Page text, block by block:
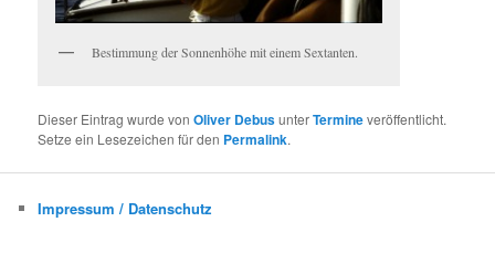
Bestimmung der Sonnenhöhe mit einem Sextanten.
Dieser Eintrag wurde vonOliver DebusunterTermineveröffentlicht.
Setze ein Lesezeichen für den Permalink.
Impressum / Datenschutz